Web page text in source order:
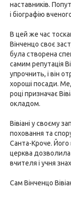
наставників.
і біографію
В цей же час
Вінченцо своє
була створена
самим репутація
упрочнить, і він
хороші посади.
році призначає
окладом.
Вівіані у своєму
поховання та
Санта-Кроче. Його
церква дозволила
вчителя і учня
Сам Вінченцо